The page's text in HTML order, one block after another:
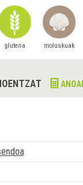
glutena moluskuak